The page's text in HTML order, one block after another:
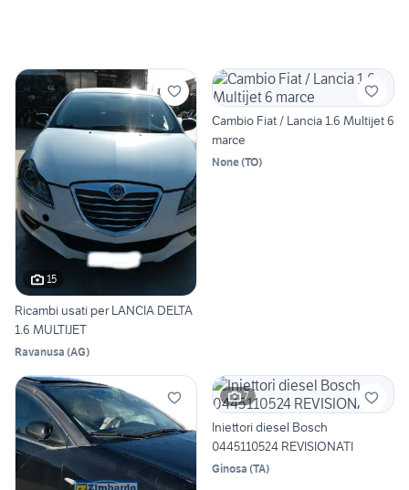
15
Ricambi usati per LANCIA DELTA
1.6 MULTIJET
Ravanusa (AG)
Cambio Fiat / Lancia 1.6 Multijet 6
marce
None(TO)
7
Iniettori diesel Bosch
0445110524 REVISIONATI
Ginosa (TA)